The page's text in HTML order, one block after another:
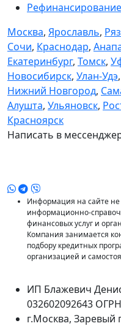
Москва, Ярославль,
Сочи, Краснодар,
Екатеринбург, Томск,
Новосибирск, Улан-Удэ,
Нижний Новгород,
Алушта, Ульяновск,
Красноярск
ИП Блажевич
032602092643
г.Москва, Заревый
Написать в
Информация на сайте не
информационно-
финансовых услуг и
Компания занимается
подбору кредитных
организацией и